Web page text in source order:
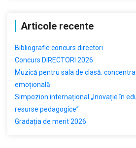
Articole recente
Bibliografie concurs directori
Concurs DIRECTORI 2026
Muzică pentru sala de clasă:
emoțională
Simpozion internațional „Inovație în
resurse pedagogice”
Gradația de merit 2026